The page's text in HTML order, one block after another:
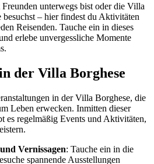
unterwegs bist oder die Villa
– hier findest du Aktivitäten
Reisenden. Tauche ein in dieses
erlebe unvergessliche Momente
der Villa Borghese
in der Villa Borghese, die
Leben erwecken. Inmitten dieser
es regelmäßig Events und Aktivitäten,
Vernissagen: Tauche ein in die
spannende Ausstellungen